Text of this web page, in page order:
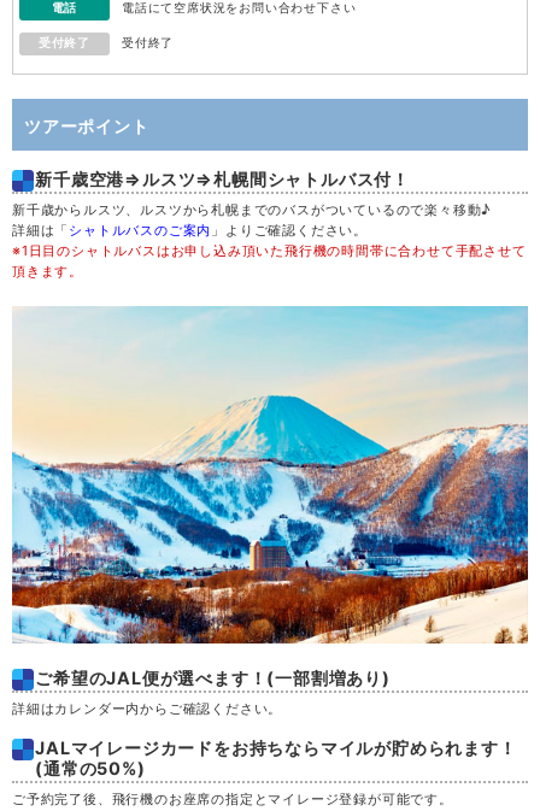
日 16
月 17
火 18
水 19
木 20
日 23
月 24
火 25
水 26
木 27
電話 電話にて空席状況をお問い合わせ下さい
受付終了 受付終了
ツアーポイント
新千歳空港⇒ルスツ⇒札幌間シャトルバス付！
新千歳からルスツ、ルスツから札幌までのバスがついているので楽々移動♪
詳細は「 シャトルバスのご案内 」よりご確認ください。
※1日目のシャトルバスはお申し込み頂いた飛行機の時間帯に合わせて手配させて
頂きます。
ご希望のJAL便が選べます！(一部割増あり)
詳細はカレンダー内からご確認ください。
JALマイレージカードをお持ちならマイルが貯められます！
(通常の50%)
ご予約完了後、飛行機のお座席の指定とマイレージ登録が可能です。